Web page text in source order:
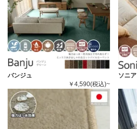
バンジュ
￥4,590(税込)~
ソニア